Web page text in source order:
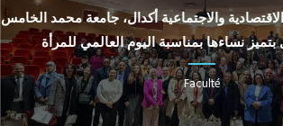
والاجتماعية أكدال، جامعة محمد الخامس
بتميز نساءها بمناسبة اليوم العالمي للمرأة
Faculté